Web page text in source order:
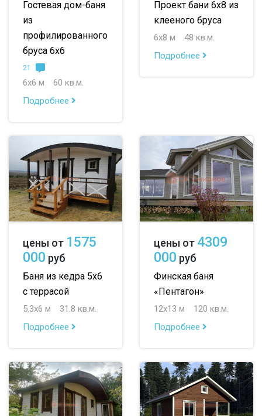
Гостевая дом-баня
из
профилированного
бруса 6х6
21
6х6 м
60 кв.м.
Подробнее
Проект бани 6х8 из
клееного бруса
6х8 м
48 кв.м.
Подробнее
цены от 1575
000 руб
Баня из кедра 5х6
с террасой
5.3х6 м
31.8 кв.м.
Подробнее
цены от 4309
000 руб
Финская баня
«Пентагон»
12х13 м
120 кв.м.
Подробнее